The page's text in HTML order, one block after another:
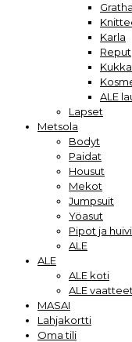
Gratha
Karla
Reput
ALE
Lapset
Metsola
Bodyt
Paidat
Housut
Mekot
Jumpsuit
Yöasut
Pipot ja
ALE
ALE
ALE koti
ALE
MASAI
Lahjakortti
Oma tili